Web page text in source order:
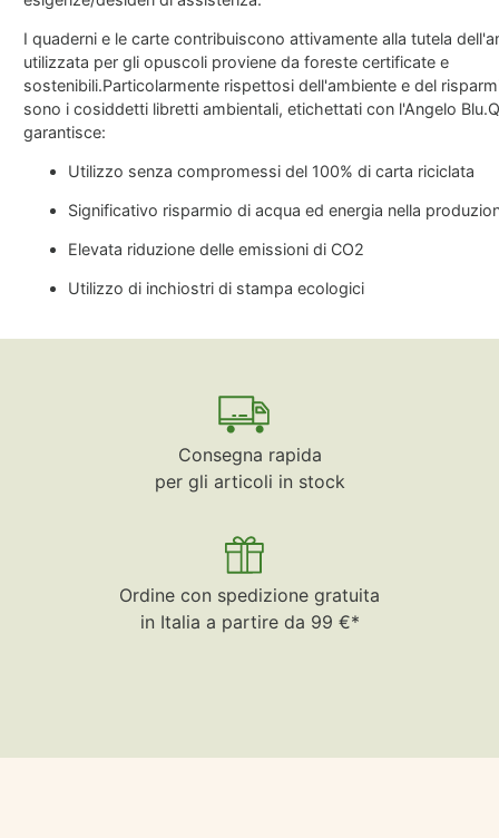
I quaderni e le carte contribuiscono attivamente alla tutela
utilizzata per gli opuscoli proviene da foreste certificate e
sostenibili.Particolarmente rispettosi dell'ambiente e del
sono i cosiddetti libretti ambientali, etichettati con l'Angelo
garantisce:
Utilizzo senza compromessi del 100% di carta riciclata
Significativo risparmio di acqua ed energia nella
Elevata riduzione delle emissioni di CO2
Utilizzo di inchiostri di stampa ecologici
Consegna rapida
per gli articoli in stock
Ordine con spedizione gratuita
in Italia a partire da 99 €*